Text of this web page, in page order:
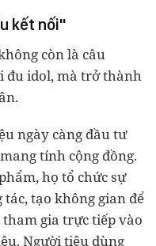
kết nối"
còn là câu
đu idol, mà trở thành
ngày càng đầu tư
tính cộng đồng.
họ tổ chức sự
tạo không gian để
gia trực tiếp vào
Người tiêu dùng